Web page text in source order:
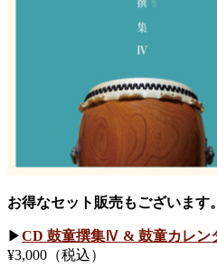
お得なセット販売もございます。
▶︎CD 鼓童撰集Ⅳ & 鼓童カレン
¥3,000（税込）